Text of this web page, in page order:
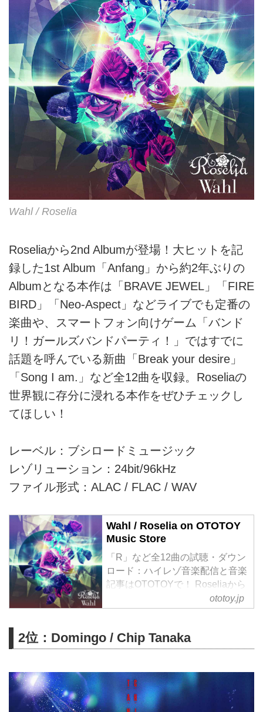
Wahl / Roselia
Roseliaから2nd Albumが登場！大ヒットを記
録した1st Album「Anfang」から約2年ぶりの
Albumとなる本作は「BRAVE JEWEL」「FIRE
BIRD」「Neo-Aspect」などライブでも定番の
楽曲や、スマートフォン向けゲーム「バンド
リ！ガールズバンドパーティ！」ではすでに
話題を呼んでいる新曲「Break your desire」
「Song I am.」など全12曲を収録。Roseliaの
世界観に存分に浸れる本作をぜひチェックし
てほしい！
レーベル：ブシロードミュージック
レゾリューション：24bit/96kHz
ファイル形式：ALAC / FLAC / WAV
Wahl / Roselia on OTOTOY
Music Store
「R」など全12曲の試聴・ダウン
ロード：ハイレゾ音楽配信と音楽
記事はOTOTOYで！ Roseliaから
2nd Albumが登場！大ヒットを記
録した1st Album「Anfang」から
「BRAVE JEWEL」「FIRE
BIRD」「Neo-Aspect」などライ
ォン向けゲーム「バンドリ！ガー
ルズバンドパーティ！」ではすで
に話題を呼んでいる新曲「Break
ototoy.jp
2位：Domingo / Chip Tanaka